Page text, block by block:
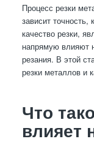
Процесс резки
зависит
качество резки,
напрямую влияют
резания. В этой
резки металлов и
Что
влияет